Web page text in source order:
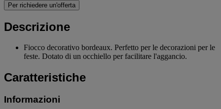
Per richiedere un'offerta
Descrizione
Fiocco decorativo bordeaux. Perfetto per le decorazioni per le
feste. Dotato di un occhiello per facilitare l'aggancio.
Caratteristiche
Informazioni